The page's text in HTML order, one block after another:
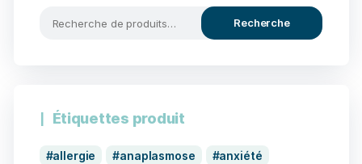
Recherche
Étiquettes produit
allergie anaplasmose
anxiété